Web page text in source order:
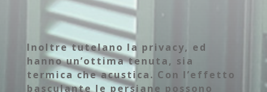
Inoltre tutelano la privacy, ed
hanno un’ottima tenuta, sia
termica che acustica. Con l’effetto
basculante le persiane possono